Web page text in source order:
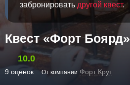
забронировать другой квест.
Квест «Форт Боярд»
10.0
9 оценок От компании Форт Крут